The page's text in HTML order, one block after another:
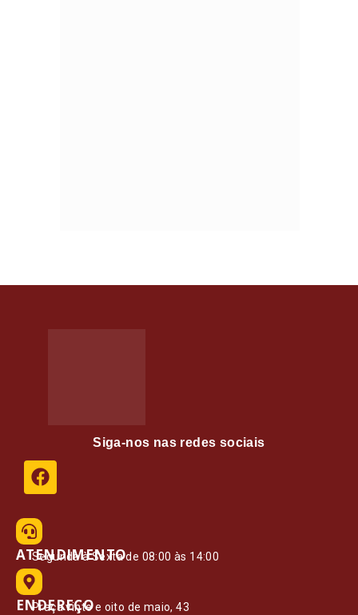
Siga-nos nas redes sociais
ATENDIMENTO
Segunda à Sexta de 08:00 às 14:00
ENDEREÇO
Praça vinte e oito de maio, 43